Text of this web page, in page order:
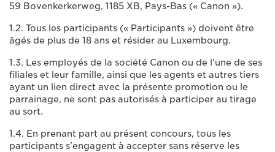
59 Bovenkerkerweg, 1185 XB, Pays-Bas (« Canon »).
1.2. Tous les participants (« Participants ») doivent être
âgés de plus de 18 ans et résider au Luxembourg.
1.3. Les employés de la société Canon ou de l'une de ses
filiales et leur famille, ainsi que les agents et autres tiers
ayant un lien direct avec la présente promotion ou le
parrainage, ne sont pas autorisés à participer au tirage
au sort.
1.4. En prenant part au présent concours, tous les
participants s'engagent à accepter sans réserve les